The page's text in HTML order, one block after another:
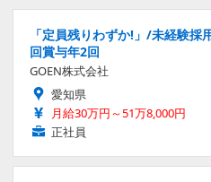
「定員残りわずか!」/未経験
回賞与年2回
GOEN株式会社
愛知県
月給30万円～51万8,000円
正社員